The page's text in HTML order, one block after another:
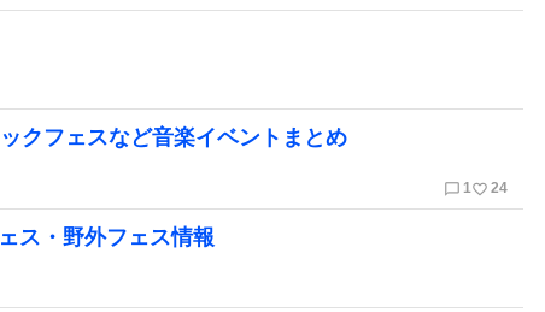
クフェスなど音楽イベントまとめ
chat_bubble_outline 1 favorite_border 24
ス・野外フェス情報